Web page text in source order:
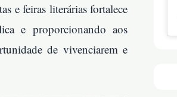
e feiras literárias fortalece
e proporcionando aos
de vivenciarem e